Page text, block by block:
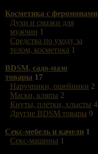
Косметика с феромонами
Духи и смазки для
мужчин 1
Средства по уходу за
телом, косметика 1
BDSM, садо-мазо
товары 17
Наручники, ошейники 2
Маски, кляпы 2
Кнуты, плётки, хлысты 4
Другие BDSM товары 9
Секс-мебель и качели 1
Секс-машины 1